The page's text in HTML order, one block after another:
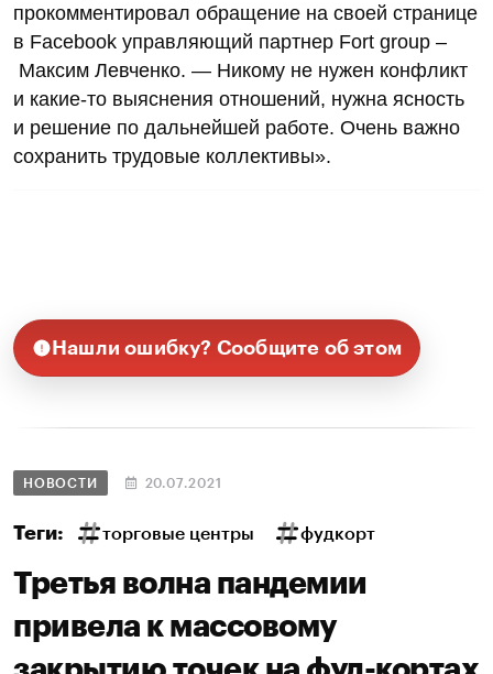
прокомментировал обращение на своей странице
в Facebook управляющий партнер Fort group –
Максим Левченко. — Никому не нужен конфликт
и какие-то выяснения отношений, нужна ясность
и решение по дальнейшей работе. Очень важно
сохранить трудовые коллективы».
Нашли ошибку? Сообщите об этом
НОВОСТИ 20.07.2021
Теги: торговые центры фудкорт
Третья волна пандемии
привела к массовому